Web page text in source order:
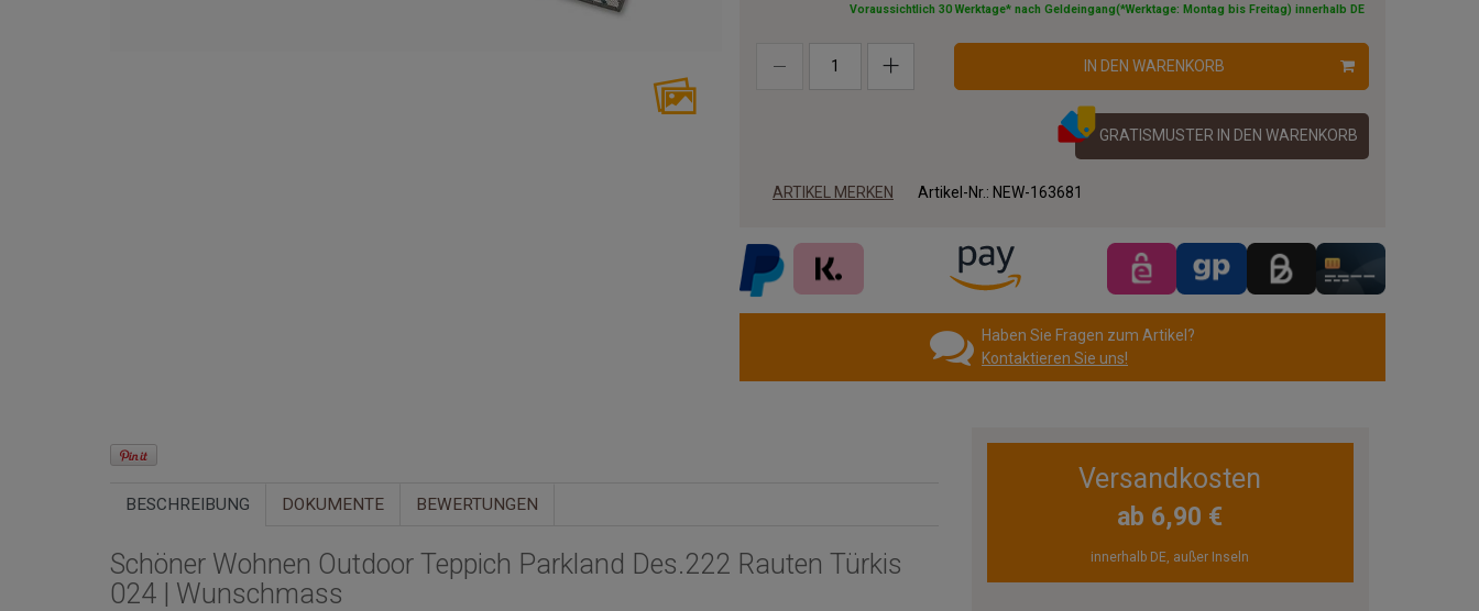
Voraussichtlich 30 Werktage* nach Geldeingang(*Werktage: Montag bis Freitag) innerhalb DE
IN DEN WARENKORB
GRATISMUSTER IN DEN WARENKORB
ARTIKEL MERKEN Artikel-Nr.: NEW-163681
Haben Sie Fragen zum Artikel?
Kontaktieren Sie uns!
BESCHREIBUNG DOKUMENTE BEWERTUNGEN
Schöner Wohnen Outdoor Teppich Parkland Des.222 Rauten Türkis
024 | Wunschmass
Versandkosten
ab 6,90 €
innerhalb DE, außer Inseln